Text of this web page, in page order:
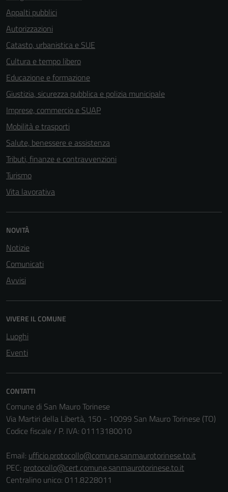
Appalti pubblici
Autorizzazioni
Catasto, urbanistica e SUE
Cultura e tempo libero
Educazione e formazione
Giustizia, sicurezza pubblica e polizia municipale
Imprese, commercio e SUAP
Mobilità e trasporti
Salute, benessere e assistenza
Tributi, finanze e contravvenzioni
Turismo
Vita lavorativa
NOVITÀ
Notizie
Comunicati
Avvisi
VIVERE IL COMUNE
Luoghi
Eventi
CONTATTI
Comune di San Mauro Torinese
Via Martiri della Libertà, 150 - 10099 San Mauro Torinese (TO)
Codice fiscale / P. IVA: 01113180010
Email: ufficio.protocollo@comune.sanmaurotorinese.to.it
PEC: protocollo@cert.comune.sanmaurotorinese.to.it
Centralino unico: 011.8228011